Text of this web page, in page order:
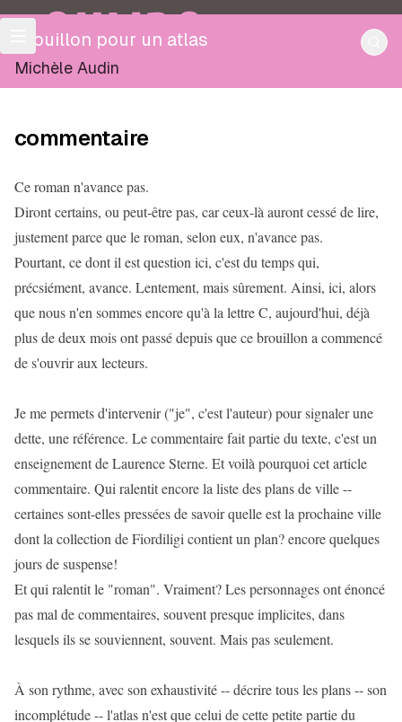
OULIPO
Brouillon pour un atlas
Michèle Audin
commentaire
Ce roman n'avance pas.
Diront certains, ou peut-être pas, car ceux-là auront cessé de lire,
justement parce que le roman, selon eux, n'avance pas.
Pourtant, ce dont il est question ici, c'est du temps qui,
précsiément, avance. Lentement, mais sûrement. Ainsi, ici, alors
que nous n'en sommes encore qu'à la lettre C, aujourd'hui, déjà
plus de deux mois ont passé depuis que ce brouillon a commencé
de s'ouvrir aux lecteurs.
Je me permets d'intervenir ("je", c'est l'auteur) pour signaler une
dette, une référence. Le commentaire fait partie du texte, c'est un
enseignement de Laurence Sterne. Et voilà pourquoi cet article
commentaire. Qui ralentit encore la liste des plans de ville --
certaines sont-elles pressées de savoir quelle est la prochaine ville
dont la collection de Fiordiligi contient un plan? encore quelques
jours de suspense!
Et qui ralentit le "roman". Vraiment? Les personnages ont énoncé
pas mal de commentaires, souvent presque implicites, dans
lesquels ils se souviennent, souvent. Mais pas seulement.
À son rythme, avec son exhaustivité -- décrire tous les plans -- son
incomplétude -- l'atlas n'est que celui de cette petite partie du